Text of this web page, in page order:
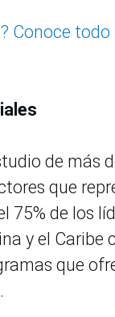
Conoce
de más
que
75% de los
y el Caribe
que